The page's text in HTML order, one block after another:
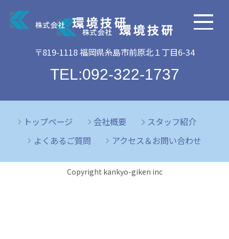
〒819-1118 福岡県糸島市前原北１丁目6-34
TEL:092-322-1737
トップページ 会社概要
スタッフ紹介
よくあるご質問
アクセス＆お問い合わせ
Copyright kankyo-giken inc